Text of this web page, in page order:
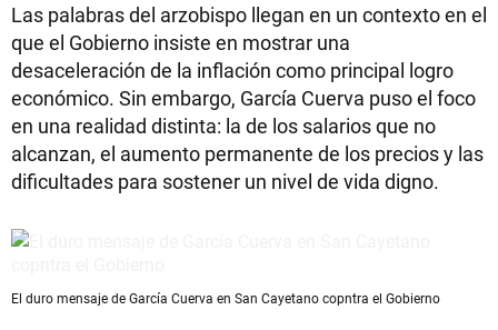
Las palabras del arzobispo llegan en un contexto en el
que el Gobierno insiste en mostrar una
desaceleración de la inflación como principal logro
económico. Sin embargo, García Cuerva puso el foco
en una realidad distinta: la de los salarios que no
alcanzan, el aumento permanente de los precios y las
dificultades para sostener un nivel de vida digno.
El duro mensaje de García Cuerva en San Cayetano copntra el Gobierno